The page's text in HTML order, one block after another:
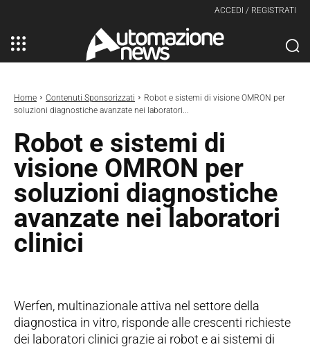
ACCEDI / REGISTRATI
Home Contenuti Sponsorizzati
Robot e sistemi di visione OMRON per
soluzioni diagnostiche avanzate nei laboratori...
Robot e sistemi di
visione OMRON per
soluzioni diagnostiche
avanzate nei laboratori
clinici
Werfen, multinazionale attiva nel settore della
diagnostica in vitro, risponde alle crescenti richieste
dei laboratori clinici grazie ai robot e ai sistemi di